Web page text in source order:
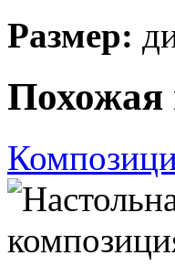
Размер:
Похожая